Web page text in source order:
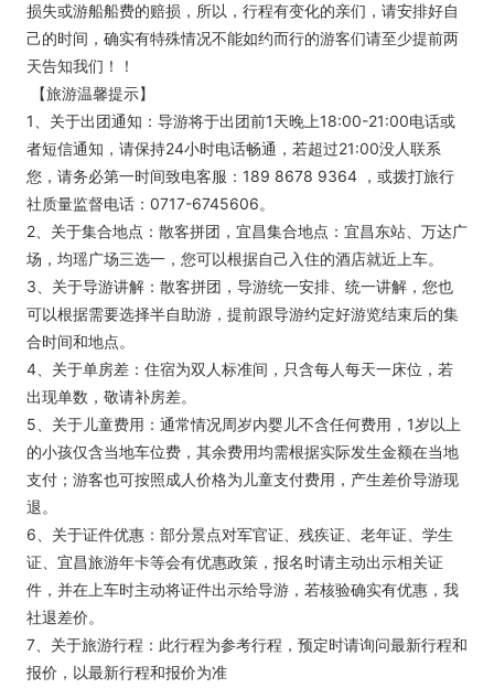
损失或游船船费的赔损，所以，行程有变化的亲们，请安排好自
己的时间，确实有特殊情况不能如约而行的游客们请至少提前两
天告知我们！！
【旅游温馨提示】
1、关于出团通知：导游将于出团前1天晚上18:00-21:00电话或
者短信通知，请保持24小时电话畅通，若超过21:00没人联系
您，请务必第一时间致电客服：189 8678 9364 ，或拨打旅行
社质量监督电话：0717-6745606。
2、关于集合地点：散客拼团，宜昌集合地点：宜昌东站、万达广
场，均瑶广场三选一，您可以根据自己入住的酒店就近上车。
3、关于导游讲解：散客拼团，导游统一安排、统一讲解，您也
可以根据需要选择半自助游，提前跟导游约定好游览结束后的集
合时间和地点。
4、关于单房差：住宿为双人标准间，只含每人每天一床位，若
出现单数，敬请补房差。
5、关于儿童费用：通常情况周岁内婴儿不含任何费用，1岁以上
的小孩仅含当地车位费，其余费用均需根据实际发生金额在当地
支付；游客也可按照成人价格为儿童支付费用，产生差价导游现
退。
6、关于证件优惠：部分景点对军官证、残疾证、老年证、学生
证、宜昌旅游年卡等会有优惠政策，报名时请主动出示相关证
件，并在上车时主动将证件出示给导游，若核验确实有优惠，我
社退差价。
7、关于旅游行程：此行程为参考行程，预定时请询问最新行程和
报价，以最新行程和报价为准